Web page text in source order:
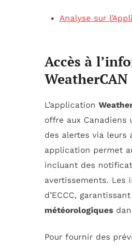
Analyse sur
Accès à
WeatherCAN
L’application
offre aux Canadiens
des alertes via leurs
application permet
incluant des
avertissements. Les
d’ECCC,
météorologiques
Pour fournir des